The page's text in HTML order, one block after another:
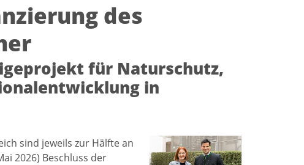
des
für Naturschutz,
in
sind jeweils zur Hälfte an
2026) Beschluss der